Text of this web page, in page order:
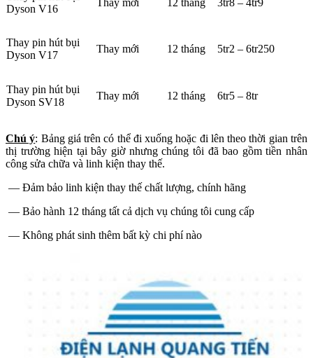
Dyson V16
Thay mới 12 tháng 3tr8 – 4tr9
Thay pin hút bụi
Dyson V17
Thay mới 12 tháng 5tr2 – 6tr250
Thay pin hút bụi
Dyson SV18
Thay mới 12 tháng 6tr5 – 8tr
Chú ý: Bảng giá trên có thể đi xuống hoặc đi lên theo thời gian trên
thị trường hiện tại bây giờ nhưng chúng tôi đã bao gồm tiền nhân
công sửa chữa và linh kiện thay thế.
— Đảm bảo linh kiện thay thế chất lượng, chính hãng
— Bảo hành 12 tháng tất cả dịch vụ chúng tôi cung cấp
— Không phát sinh thêm bất kỳ chi phí nào